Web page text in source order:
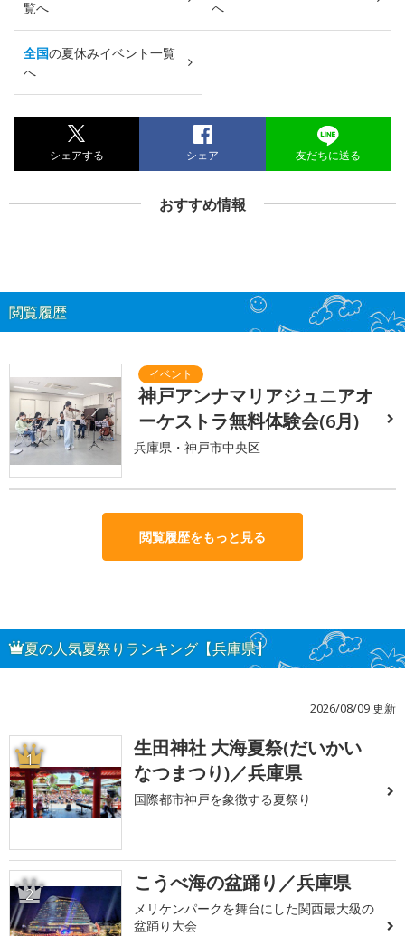
覧へ へ
全国の夏休みイベント一覧
へ
シェアする シェア 友だちに送る
おすすめ情報
閲覧履歴
神戸アンナマリアジュニアオ
ーケストラ無料体験会(6月)
兵庫県・神戸市中央区
閲覧履歴をもっと見る
夏の人気夏祭りランキング【兵庫県】
2026/08/09 更新
1
生田神社 大海夏祭(だいかい
なつまつり)／兵庫県
国際都市神戸を象徴する夏祭り
2 こうべ海の盆踊り／兵庫県
メリケンパークを舞台にした関西最大級の
盆踊り大会